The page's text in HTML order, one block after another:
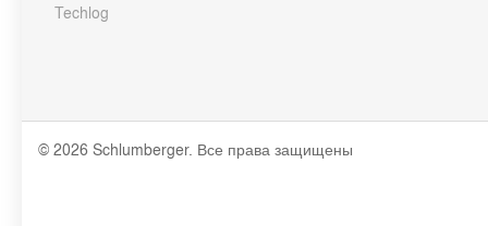
Techlog
© 2026 Schlumberger. Все права защищены